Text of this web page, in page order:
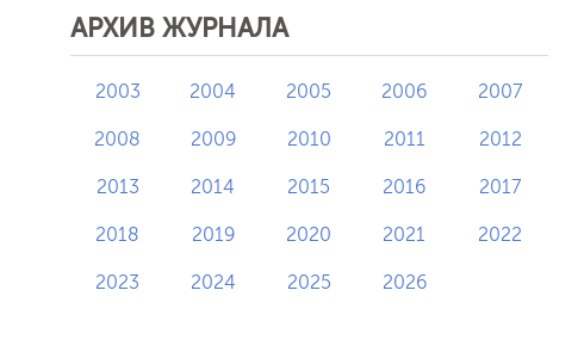
АРХИВ ЖУРНАЛА
2003 2004 2005 2006 2007
2008 2009 2010 2011 2012
2013 2014 2015 2016 2017
2018 2019 2020 2021 2022
2023 2024 2025 2026